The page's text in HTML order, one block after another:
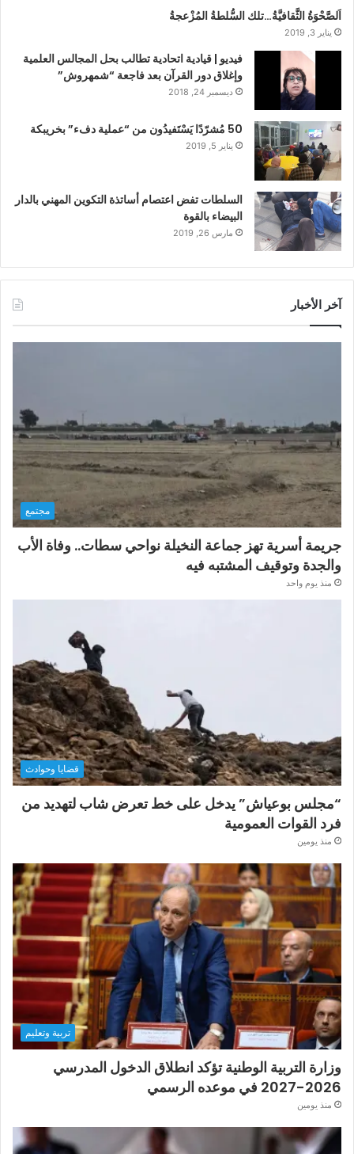
اَلصَّحْوَةُ الثَّقافيَّةُ…تلك السُّلطةُ المُزْعجةُ
يناير 3, 2019
فيديو | قيادية اتحادية تطالب بحل المجالس العلمية
وإغلاق دور القرآن بعد فاجعة “شمهروش”
ديسمبر 24, 2018
50 مُشرّدًا يَسْتَفيدُون من “عملية دفء” بخريبكة
يناير 5, 2019
السلطات تفض اعتصام أساتذة التكوين المهني بالدار
البيضاء بالقوة
مارس 26, 2019
آخر الأخبار
مجتمع
جريمة أسرية تهز جماعة النخيلة نواحي سطات.. وفاة الأب
والجدة وتوقيف المشتبه فيه
منذ يوم واحد
قضايا وحوادث
“مجلس بوعياش” يدخل على خط تعرض شاب لتهديد من
فرد القوات العمومية
منذ يومين
تربية وتعليم
وزارة التربية الوطنية تؤكد انطلاق الدخول المدرسي
2026-2027 في موعده الرسمي
منذ يومين